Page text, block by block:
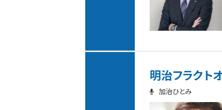
明治フラク
加治ひとみ